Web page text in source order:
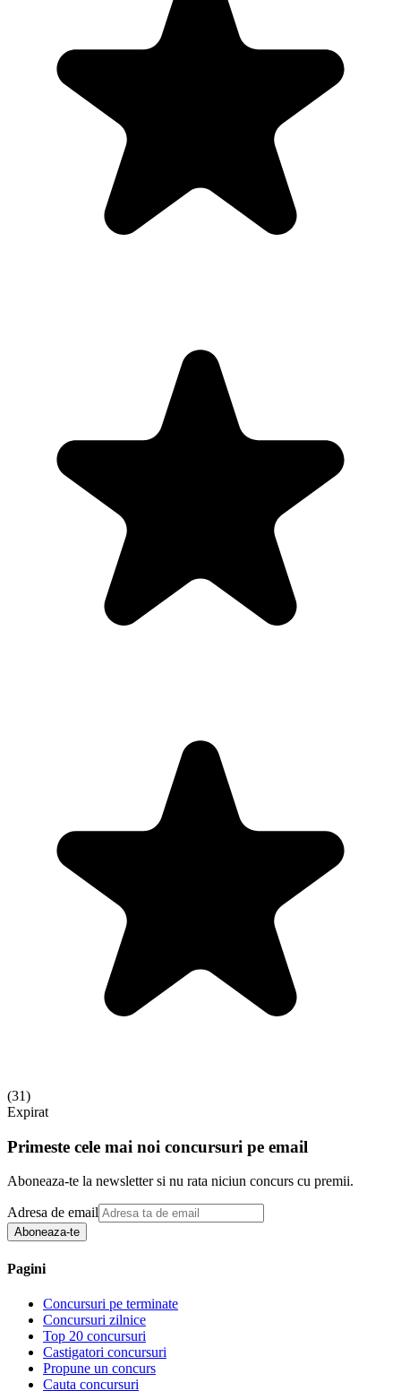
(31)
Expirat
Primeste cele mai noi concursuri pe email
Aboneaza-te la newsletter si nu rata niciun concurs cu premii.
Adresa de email
Aboneaza-te
Pagini
Concursuri pe terminate
Concursuri zilnice
Top 20 concursuri
Castigatori concursuri
Propune un concurs
Cauta concursuri